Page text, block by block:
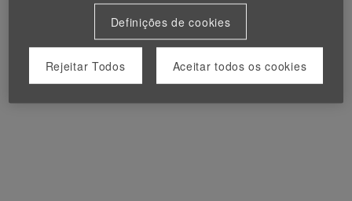
Definições de cookies
Rejeitar Todos Aceitar todos os cookies